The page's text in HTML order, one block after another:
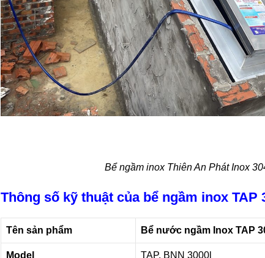
Bể ngầm inox Thiên An Phát Inox
Thông số kỹ thuật của bể ngầm inox TAP
Tên sản phẩm Bể nước ngầm Inox TAP
Model TAP. BNN 3000l